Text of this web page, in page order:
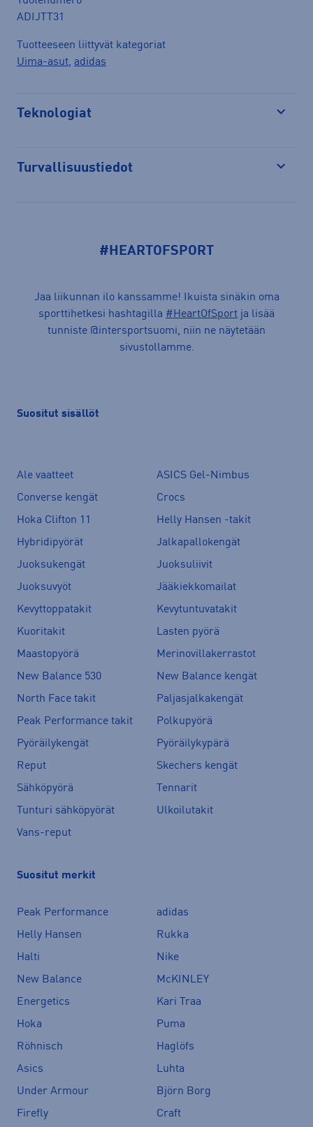
ADIJTT31
Tuotteeseen liittyvät kategoriat
Uima-asut, adidas
Teknologiat
Turvallisuustiedot
#HEARTOFSPORT
Jaa liikunnan ilo kanssamme! Ikuista sinäkin oma
sporttihetkesi hashtagilla #HeartOfSport ja lisää
tunniste @intersportsuomi, niin ne näytetään
sivustollamme.
Suositut sisällöt
Ale vaatteet
ASICS Gel-Nimbus
Converse kengät
Crocs
Hoka Clifton 11
Helly Hansen -takit
Hybridipyörät
Jalkapallokengät
Juoksukengät
Juoksuliivit
Juoksuvyöt
Jääkiekkomailat
Kevyttoppatakit
Kevytuntuvatakit
Kuoritakit
Lasten pyörä
Maastopyörä
Merinovillakerrastot
New Balance 530
New Balance kengät
North Face takit
Paljasjalkakengät
Peak Performance takit
Polkupyörä
Pyöräilykengät
Pyöräilykypärä
Reput
Skechers kengät
Sähköpyörä
Tennarit
Tunturi sähköpyörät
Ulkoilutakit
Vans-reput
Suositut merkit
Peak Performance
adidas
Helly Hansen
Rukka
Halti
Nike
New Balance
McKINLEY
Energetics
Kari Traa
Hoka
Puma
Röhnisch
Haglöfs
Asics
Luhta
Under Armour
Björn Borg
Firefly
Craft